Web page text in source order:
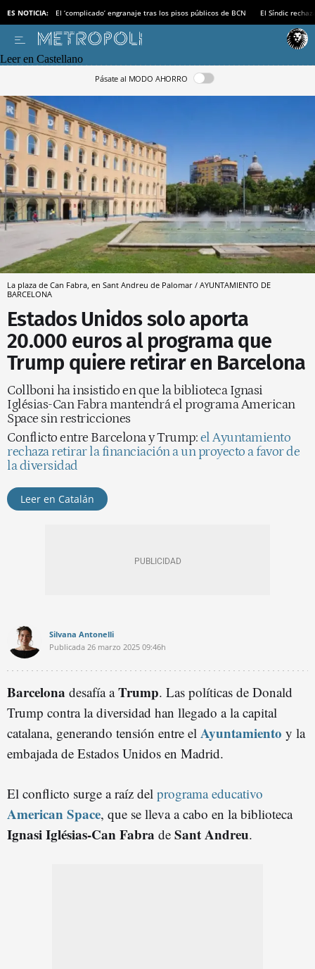
ES NOTICIA: El ‘complicado’ engranaje tras los pisos públicos de BCN El Síndic
Leer en Castellano
Pásate al MODO AHORRO
La plaza de Can Fabra, en Sant Andreu de Palomar / AYUNTAMIENTO DE
BARCELONA
Estados Unidos solo aporta
20.000 euros al programa que
Trump quiere retirar en Barcelona
Collboni ha insistido en que la biblioteca Ignasi
Iglésias-Can Fabra mantendrá el programa American
Space sin restricciones
Conflicto entre Barcelona y Trump:el Ayuntamiento
rechaza retirar la financiación a un proyecto a favor de
la diversidad
Leer en Catalán
Silvana Antonelli
Publicada 26 marzo 2025 09:46h
Barcelona desafía aTrump. Las políticas de Donald
Trump contra la diversidad han llegado a la capital
catalana, generando tensión entre el Ayuntamiento y la
embajada de Estados Unidos en Madrid.
El conflicto surge a raíz del programa educativo
American Space, que se lleva a cabo en la biblioteca
Ignasi Iglésias-Can Fabra de Sant Andreu.